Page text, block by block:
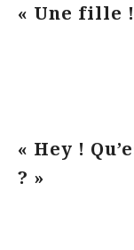
« Une fille
« Hey !
? »